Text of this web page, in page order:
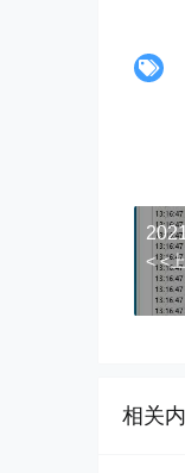
< <
相关